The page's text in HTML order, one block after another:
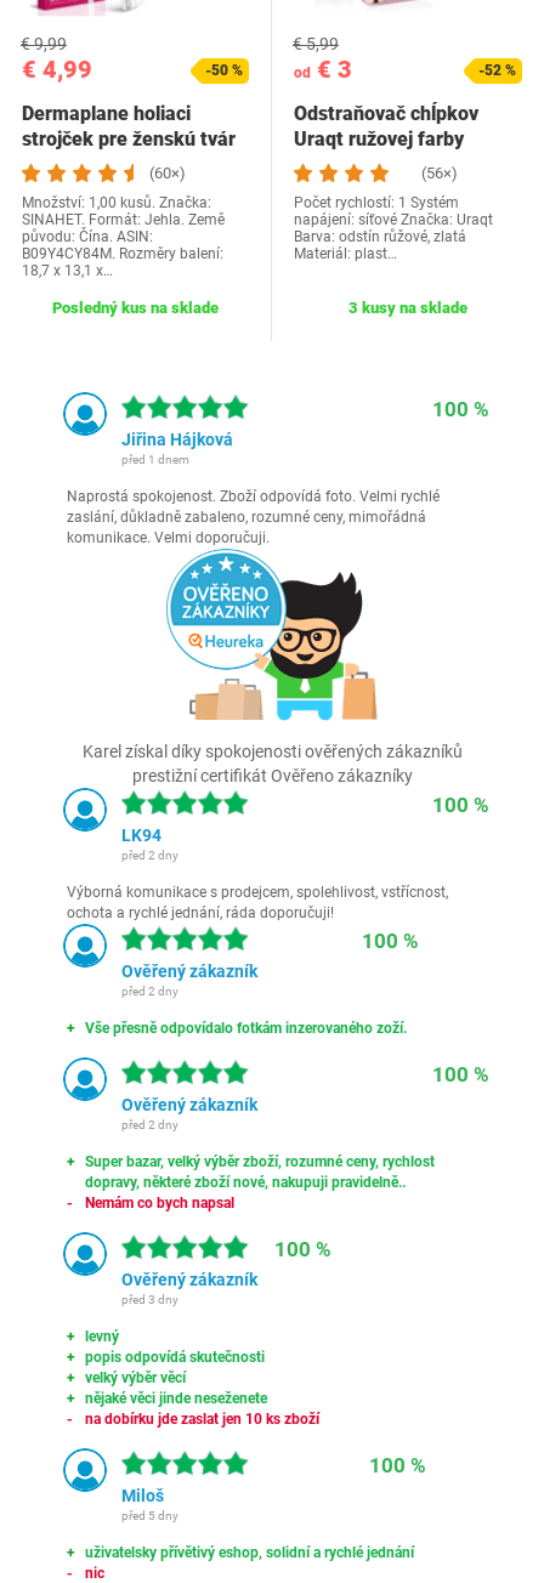
€ 4,99
€ 9,99
-50 %
Dermaplane holiaci
strojček pre ženskú tvár
(balenie 6 ks)…(60×)
Množství: 1,00 kusů. Značka:
SINAHET. Formát: Jehla. Země
původu: Čína. ASIN:
B09Y4CY84M. Rozměry balení:
18,7 x 13,1 x…
Posledný kus na sklade
od € 3
€ 5,99
-52 %
Odstraňovač chĺpkov
Uraqt ružovej farby
(56×)
Počet rychlostí: 1 Systém
napájení: síťové Značka: Uraqt
Barva: odstín růžové, zlatá
Materiál: plast…
3 kusy na sklade
100 %
Jiřina Hájková
před 1 dnem
Naprostá spokojenost. Zboží odpovídá foto. Velmi rychlé
zaslání, důkladně zabaleno, rozumné ceny, mimořádná
komunikace. Velmi doporučuji.
Karel získal díky spokojenosti ověřených zákazníků
prestižní certifikát Ověřeno zákazníky
100 %
LK94
před 2 dny
Výborná komunikace s prodejcem, spolehlivost, vstřícnost,
ochota a rychlé jednání, ráda doporučuji!
100 %
Ověřený zákazník
před 2 dny
Vše přesně odpovídalo fotkám inzerovaného zoží.
100 %
Ověřený zákazník
před 2 dny
Super bazar, velký výběr zboží, rozumné ceny, rychlost
dopravy, některé zboží nové, nakupuji pravidelně..
Nemám co bych napsal
100 %
Ověřený zákazník
před 3 dny
levný
popis odpovídá skutečnosti
velký výběr věcí
nějaké věci jinde neseženete
na dobírku jde zaslat jen 10 ks zboží
100 %
Miloš
před 5 dny
uživatelsky přívětivý eshop, solidní a rychlé jednání
nic